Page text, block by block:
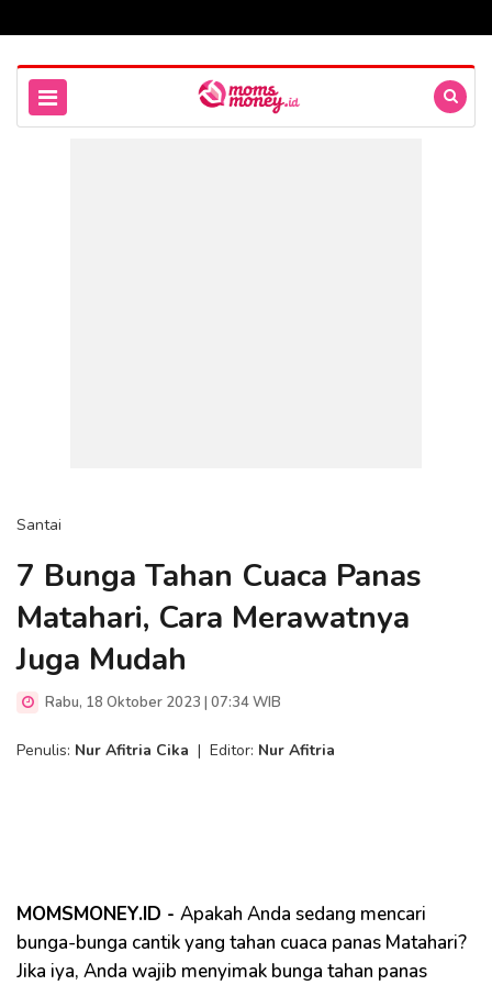
Santai
7 Bunga Tahan Cuaca Panas
Matahari, Cara Merawatnya
Juga Mudah
Rabu, 18 Oktober 2023 | 07:34 WIB
Penulis: Nur Afitria Cika | Editor: Nur Afitria
MOMSMONEY.ID - Apakah Anda sedang mencari
bunga-bunga cantik yang tahan cuaca panas Matahari?
Jika iya, Anda wajib menyimak bunga tahan panas